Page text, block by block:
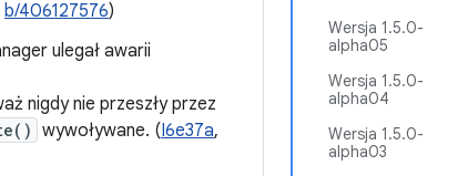
Wersja 1.5.0-
alpha05
Wersja 1.5.0-
alpha04
Wersja 1.5.0-
alpha03
b/406127576)
ulegał awarii
nigdy nie przeszły przez
wywoływane. (I6e37a,